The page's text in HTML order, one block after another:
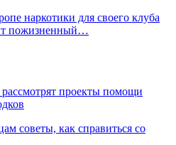
наркотики для своего клуба
пожизненный…
проекты помощи
советы, как справиться со